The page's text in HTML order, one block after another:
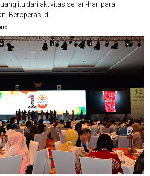
itu dari aktivitas sehari-hari para
Beroperasi di